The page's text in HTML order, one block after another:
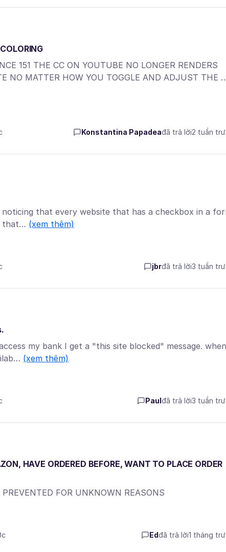
151 THE CC ON YOUTUBE NO LONGER RENDERS
NO MATTER HOW YOU TOGGLE AND ADJUST THE
Konstantina Papadeađã trả lời2 tuần
noticing that every website that has a checkbox in a
that… (xem thêm)
jbrđã trả lời3 tuần
my bank I get a "this site blocked" message.
(xem thêm)
Paulđã trả lời3 tuần
HAVE ORDERED BEFORE, WANT TO PLACE ORDER
FOR UNKNOWN REASONS
Edđã trả lời1 tháng